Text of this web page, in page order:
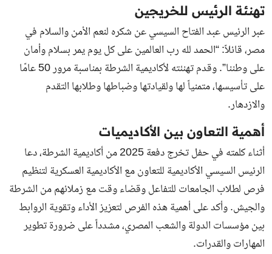
تهنئة الرئيس للخريجين
عبر الرئيس عبد الفتاح السيسي عن شكره لنعم الأمن والسلام في
مصر، قائلاً: “الحمد لله رب العالمين على كل يوم يمر بسلام وأمان
على وطننا”. وقدم تهنئته لأكاديمية الشرطة بمناسبة مرور 50 عامًا
على تأسيسها، متمنياً لها ولقيادتها وضباطها وطلابها التقدم
والازدهار.
أهمية التعاون بين الأكاديميات
أثناء كلمته في حفل تخرج دفعة 2025 من أكاديمية الشرطة، دعا
الرئيس السيسي الأكاديمية للتعاون مع الأكاديمية العسكرية لتنظيم
فرص لطلاب الجامعات للتفاعل وقضاء وقت مع زملائهم من الشرطة
والجيش. وأكد على أهمية هذه الفرص لتعزيز الأداء وتقوية الروابط
بين مؤسسات الدولة والشعب المصري، مشدداً على ضرورة تطوير
المهارات والقدرات.